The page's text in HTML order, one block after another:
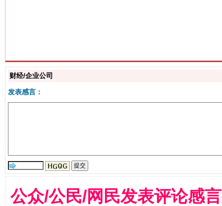
“刷贴”乱象丛生
财经/企业公司
发表感言：
公众/公民/网民发表评论感